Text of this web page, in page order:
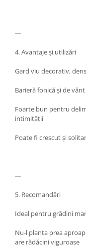
---
4. Avantaje și utilizări
Gard viu decorativ,
Barieră fonică și de vânt
Foarte bun pentru
intimității
Poate fi crescut și
---
5. Recomandări
Ideal pentru grădini
Nu-l planta prea
are rădăcini viguroase